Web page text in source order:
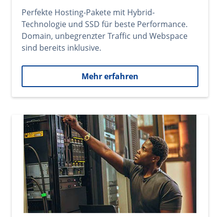
Perfekte Hosting-Pakete mit Hybrid-
Technologie und SSD für beste Performance.
Domain, unbegrenzter Traffic und Webspace
sind bereits inklusive.
Mehr erfahren